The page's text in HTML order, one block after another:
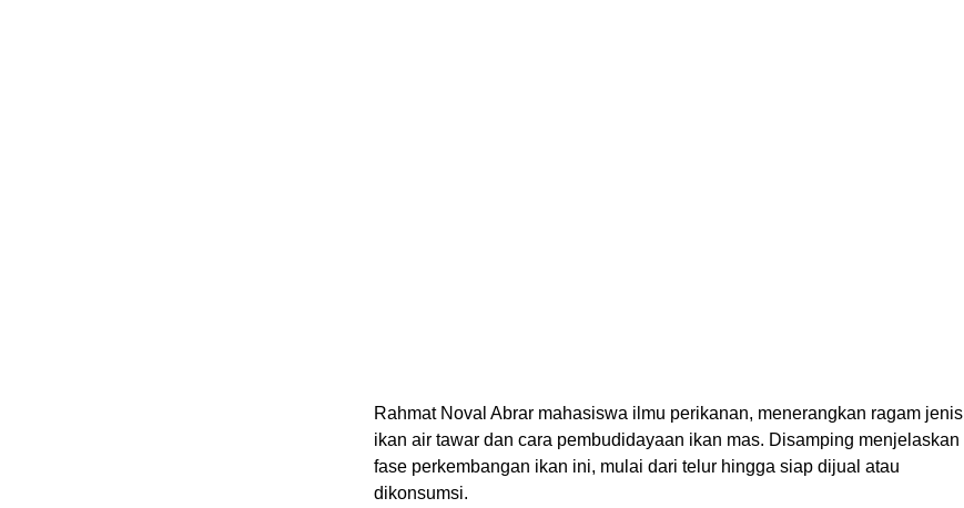
Rahmat Noval Abrar mahasiswa ilmu perikanan, menerangkan ragam jenis
ikan air tawar dan cara pembudidayaan ikan mas. Disamping menjelaskan
fase perkembangan ikan ini, mulai dari telur hingga siap dijual atau
dikonsumsi.